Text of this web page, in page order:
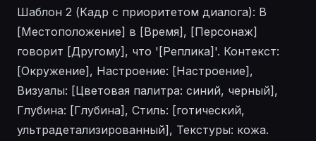
Шаблон 2 (Кадр с приоритетом диалога): В
[Местоположение] в [Время], [Персонаж]
говорит [Другому], что '[Реплика]'. Контекст:
[Окружение], Настроение: [Настроение],
Визуалы: [Цветовая палитра: синий, черный],
Глубина: [Глубина], Стиль: [готический,
ультрадетализированный], Текстуры: кожа.